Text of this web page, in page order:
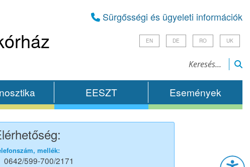
Sürgősségi és ügyeleti információk
EN DE RO UK
EESZT Események
mellék:
0642/599-700/2171